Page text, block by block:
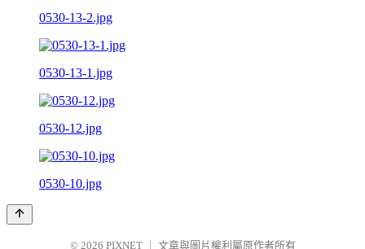
0530-13-2.jpg
0530-13-1.jpg
0530-12.jpg
0530-10.jpg
© 2026 PIXNET 文章與圖片權利屬原作者所有